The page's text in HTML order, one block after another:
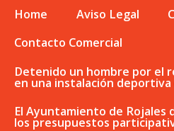
Home Aviso Legal
Contacto Comercial
Detenido un hombre por el
en una instalación deportiva
El Ayuntamiento de Rojales
los presupuestos